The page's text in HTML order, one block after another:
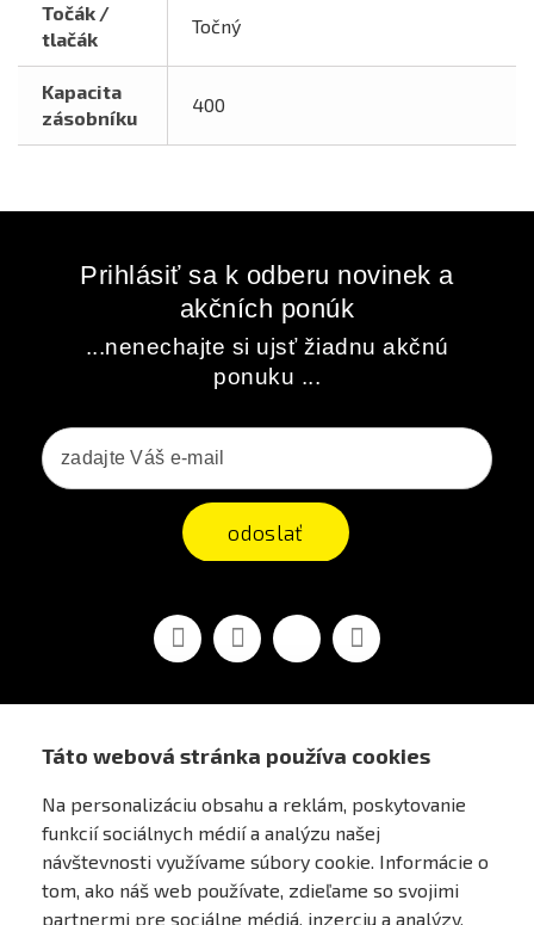
Táto webová stránka používa cookies
Na personalizáciu obsahu a reklám, poskytovanie
funkcií sociálnych médií a analýzu našej
návštevnosti využívame súbory cookie. Informácie o
tom, ako náš web používate, zdieľame so svojimi
partnermi pre sociálne médiá, inzerciu a analýzy.
Točák /
tlačák
Točný
Kapacita
zásobníku
400
Prihlásiť sa k odberu novinek a
akčních ponúk
...nenechajte si ujsť žiadnu akčnú
ponuku ...
odoslať
FacebookYoutubeVimeo Instagram
AIRSOFT OBCHOD PRAHA
PRE ZÁKAZNÍKOV
MÔJ ÚČET